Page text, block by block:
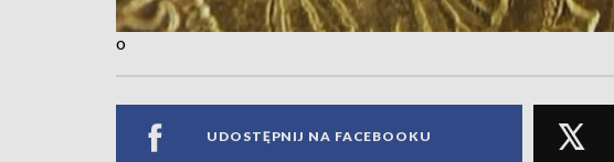
o
UDOSTĘPNIJ NA FACEBOOKU